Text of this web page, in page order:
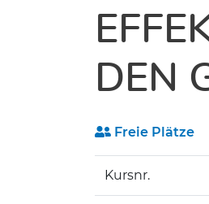
DEN
Freie Plätze
Kursnr.